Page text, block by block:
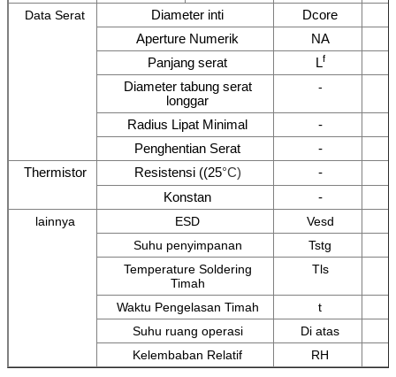
Data Serat Diameter inti
Dcore
Aperture Numerik
NA
Panjang serat
Lf
Diameter tabung serat
longgar
-
Radius Lipat Minimal
-
Penghentian Serat
-
Thermistor
Resistensi ((25°C)
-
Konstan
-
lainnya ESD
Vesd
Suhu penyimpanan
Tstg
Temperature Soldering
Timah
Tls
Waktu Pengelasan Timah t
Suhu ruang operasi
Di atas
Kelembaban Relatif
RH